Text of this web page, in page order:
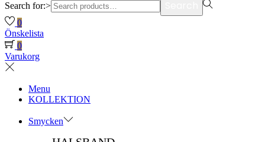
Search for:>
0
Önskelista
0
Varukorg
Menu
KOLLEKTION
Smycken